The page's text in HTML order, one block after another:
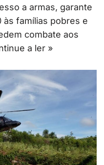
a armas, garante
às famílias pobres e
combate aos
a ler »